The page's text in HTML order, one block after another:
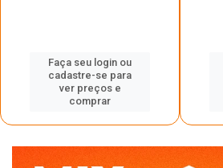
Faça seu login ou
cadastre-se para
ver preços e
comprar